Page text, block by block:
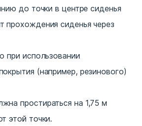
до точки в центре сиденья
прохождения сиденья через
при использовании
(например, резинового)
простираться на 1,75 м
этой точки.